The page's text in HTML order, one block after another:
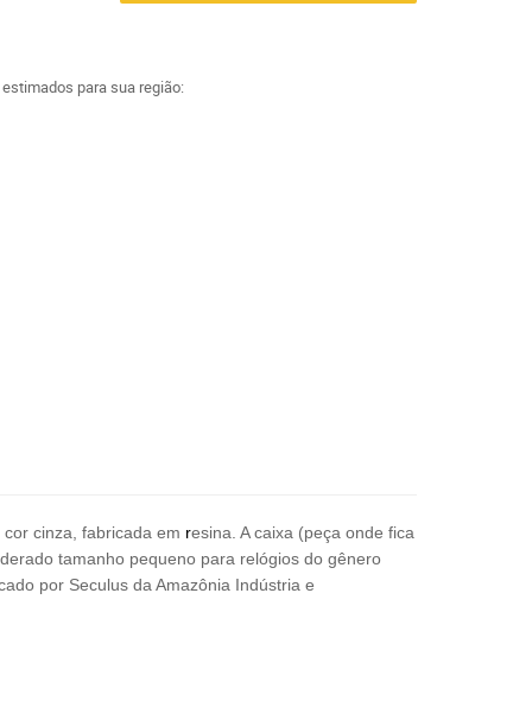
para sua região:
cinza, fabricada em resina. A caixa (peça onde fica
tamanho pequeno para relógios do gênero
por Seculus da Amazônia Indústria e